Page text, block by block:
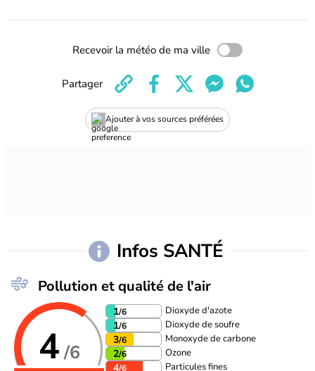
Recevoir la météo de ma ville
Ajouter à vos sources préférées
Partager
Infos SANTÉ
Pollution et qualité de l'air
4/6
1/6 Dioxyde d'azote
1/6 Dioxyde de soufre
3/6 Monoxyde de carbone
2/6 Ozone
4/6 Particules fines